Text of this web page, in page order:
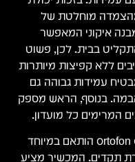
מוחלטת של
איקוני המאפשר
בבית. לכן, פשוט
ללא קפיצות מיותרות
עמידות גבוהה גם
בנוסף, הראש מספק
המרימים כל מועדון.
העיצוב של Ortofon Concorde MKII Scratch הותאם במיוחד
תקדים. המכשיר מציע